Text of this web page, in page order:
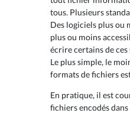
tous. Plusieurs
Des logiciels plus ou
plus ou moins
écrire certains de
Le plus simple, le
formats de fichiers
En pratique, il est
fichiers encodés